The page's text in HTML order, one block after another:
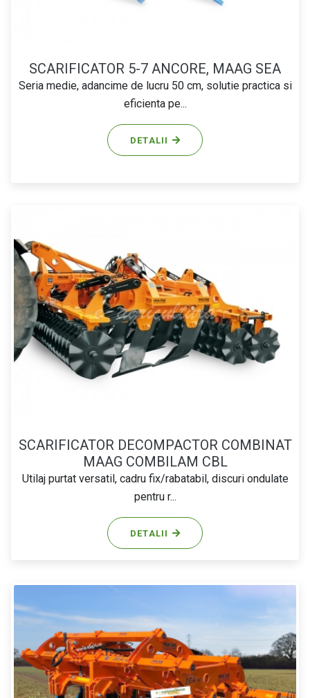
SCARIFICATOR 5-7 ANCORE, MAAG SEA
Seria medie, adancime de lucru 50 cm, solutie practica si
eficienta pe...
DETALII
SCARIFICATOR DECOMPACTOR COMBINAT
MAAG COMBILAM CBL
Utilaj purtat versatil, cadru fix/rabatabil, discuri ondulate
pentru r...
DETALII